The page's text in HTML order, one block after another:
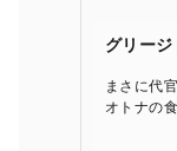
グリー
まさに代
オトナの